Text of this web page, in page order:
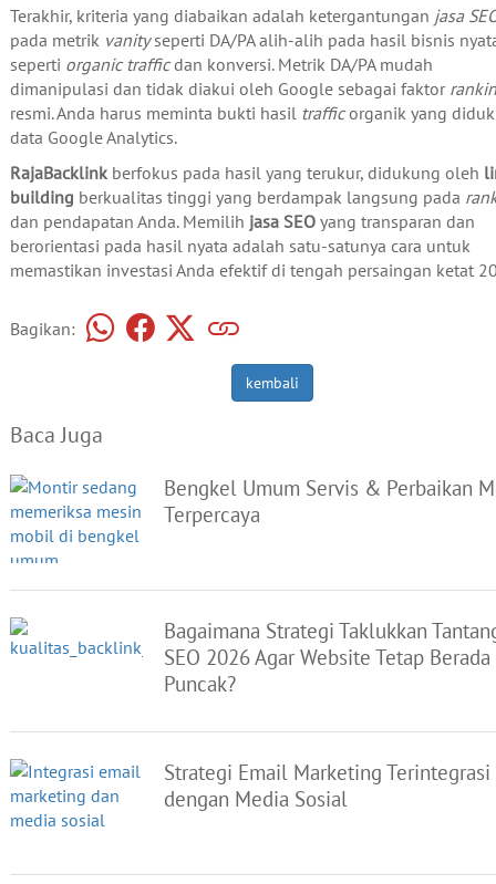
Terakhir, kriteria yang diabaikan adalah ketergantungan jasa
pada metrik vanityseperti DA/PA alih-alih pada hasil bisnis
seperti organic trafficdan konversi. Metrik DA/PA mudah
dimanipulasi dan tidak diakui oleh Google sebagai faktor
resmi. Anda harus meminta bukti hasil trafficorganik yang
data Google Analytics.
RajaBacklinkberfokus pada hasil yang terukur, didukung oleh
building berkualitas tinggi yang berdampak langsung pada
dan pendapatan Anda. Memilih jasa SEOyang transparan dan
berorientasi pada hasil nyata adalah satu-satunya cara untuk
memastikan investasi Anda efektif di tengah persaingan ketat
Bagikan:
kembali
Baca Juga
Bengkel Umum Servis & Perbaikan
Terpercaya
Bagaimana Strategi Taklukkan
SEO 2026 Agar Website Tetap
Puncak?
Strategi Email Marketing Terintegrasi
dengan Media Sosial